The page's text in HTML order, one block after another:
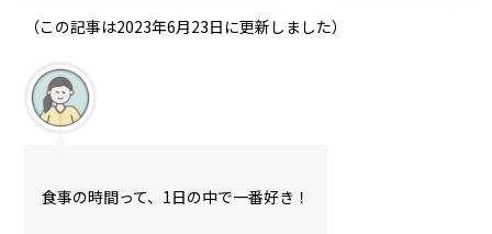
（この記事は2023年6月23日に更新しました）
食事の時間って、1日の中で一番好き！